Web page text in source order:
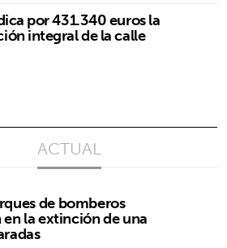
por 431.340 euros la
integral de la calle
ACTUAL
de bomberos
la extinción de una